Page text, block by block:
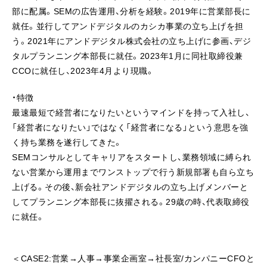
部に配属。SEMの広告運用、分析を経験。2019年に営業部長に
就任。並行してアンドデジタルのカシカ事業の立ち上げを担
う。2021年にアンドデジタル株式会社の立ち上げに参画、デジ
タルプランニング本部長に就任。2023年1月に同社取締役兼
CCOに就任し、2023年4月より現職。
・特徴
最速最短で経営者になりたいというマインドを持って入社し、
「経営者になりたい」ではなく「経営者になる」という意思を強
く持ち業務を遂行してきた。
SEMコンサルとしてキャリアをスタートし、業務領域に縛られ
ない営業から運用までワンストップで行う新規部署も自ら立ち
上げる。その後、新会社アンドデジタルの立ち上げメンバーと
してプランニング本部長に抜擢される。29歳の時、代表取締役
に就任。
＜CASE2:営業→人事→事業企画室→社長室/カンパニーCFOと